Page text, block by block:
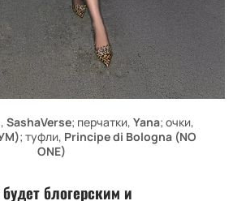
SashaVerse; перчатки, Yana; очки,
; туфли, Principe di Bologna (NO
ONE)
блогерским и